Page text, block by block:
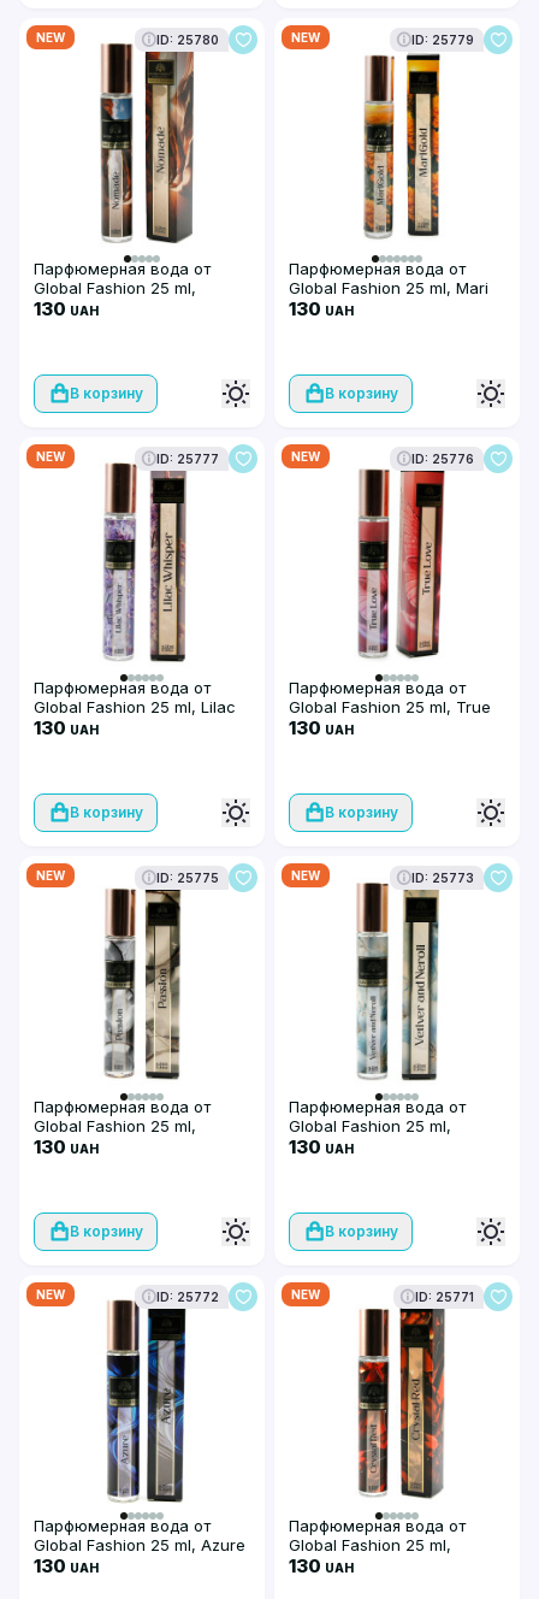
NEW ID: 25780
Парфюмерная вода от
Global Fashion 25 ml,
Nomade
130 UAH
В корзину
NEW ID: 25779
Парфюмерная вода от
Global Fashion 25 ml, Mari
Gold
130 UAH
В корзину
NEW ID: 25777
Парфюмерная вода от
Global Fashion 25 ml, Lilac
Whisper
130 UAH
В корзину
NEW ID: 25776
Парфюмерная вода от
Global Fashion 25 ml, True
Love
130 UAH
В корзину
NEW ID: 25775
Парфюмерная вода от
Global Fashion 25 ml,
Passion
130 UAH
В корзину
NEW ID: 25773
Парфюмерная вода от
Global Fashion 25 ml,
Vetiver and Neroli
130 UAH
В корзину
NEW ID: 25772
Парфюмерная вода от
Global Fashion 25 ml, Azure
130 UAH
NEW ID: 25771
Парфюмерная вода от
Global Fashion 25 ml,
Crystal Red
130 UAH